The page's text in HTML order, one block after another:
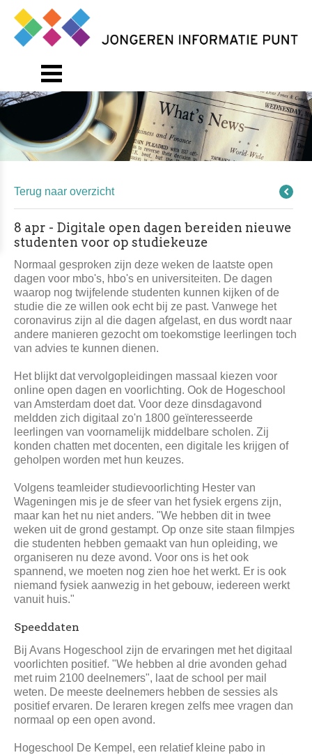
Terug naar overzicht
8 apr - Digitale open dagen bereiden nieuwe
studenten voor op studiekeuze
Normaal gesproken zijn deze weken de laatste open
dagen voor mbo's, hbo's en universiteiten. De dagen
waarop nog twijfelende studenten kunnen kijken of de
studie die ze willen ook echt bij ze past. Vanwege het
coronavirus zijn al die dagen afgelast, en dus wordt naar
andere manieren gezocht om toekomstige leerlingen toch
van advies te kunnen dienen.
Het blijkt dat vervolgopleidingen massaal kiezen voor
online open dagen en voorlichting. Ook de Hogeschool
van Amsterdam doet dat. Voor deze dinsdagavond
meldden zich digitaal zo'n 1800 geïnteresseerde
leerlingen van voornamelijk middelbare scholen. Zij
konden chatten met docenten, een digitale les krijgen of
geholpen worden met hun keuzes.
Volgens teamleider studievoorlichting Hester van
Wageningen mis je de sfeer van het fysiek ergens zijn,
maar kan het nu niet anders. "We hebben dit in twee
weken uit de grond gestampt. Op onze site staan filmpjes
die studenten hebben gemaakt van hun opleiding, we
organiseren nu deze avond. Voor ons is het ook
spannend, we moeten nog zien hoe het werkt. Er is ook
niemand fysiek aanwezig in het gebouw, iedereen werkt
vanuit huis."
Speeddaten
Bij Avans Hogeschool zijn de ervaringen met het digitaal
voorlichten positief. "We hebben al drie avonden gehad
met ruim 2100 deelnemers", laat de school per mail
weten. De meeste deelnemers hebben de sessies als
positief ervaren. De leraren kregen zelfs mee vragen dan
normaal op een open avond.
Hogeschool De Kempel, een relatief kleine pabo in